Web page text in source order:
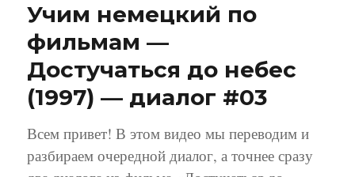
Учим немецкий по
фильмам —
Достучаться до небес
(1997) — диалог #03
Всем привет! В этом видео мы переводим и
разбираем очередной диалог, а точнее сразу